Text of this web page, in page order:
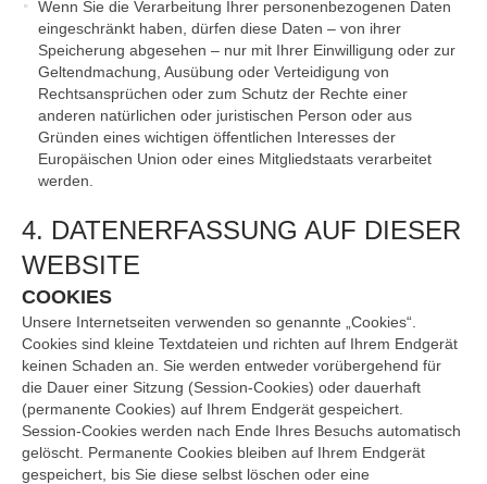
Wenn Sie die Verarbeitung Ihrer personenbezogenen Daten
eingeschränkt haben, dürfen diese Daten – von ihrer
Speicherung abgesehen – nur mit Ihrer Einwilligung oder zur
Geltendmachung, Ausübung oder Verteidigung von
Rechtsansprüchen oder zum Schutz der Rechte einer
anderen natürlichen oder juristischen Person oder aus
Gründen eines wichtigen öffentlichen Interesses der
Europäischen Union oder eines Mitgliedstaats verarbeitet
werden.
4. DATENERFASSUNG AUF DIESER
WEBSITE
COOKIES
Unsere Internetseiten verwenden so genannte „Cookies“.
Cookies sind kleine Textdateien und richten auf Ihrem Endgerät
keinen Schaden an. Sie werden entweder vorübergehend für
die Dauer einer Sitzung (Session-Cookies) oder dauerhaft
(permanente Cookies) auf Ihrem Endgerät gespeichert.
Session-Cookies werden nach Ende Ihres Besuchs automatisch
gelöscht. Permanente Cookies bleiben auf Ihrem Endgerät
gespeichert, bis Sie diese selbst löschen oder eine